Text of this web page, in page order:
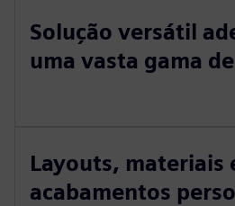
Solução versátil
uma vasta gama
Layouts, materiais
acabamentos